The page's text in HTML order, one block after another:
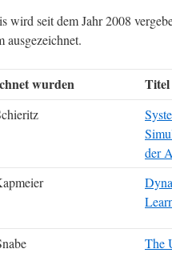
wird seit dem Jahr 2008
ausgezeichnet.
wurden
der
The